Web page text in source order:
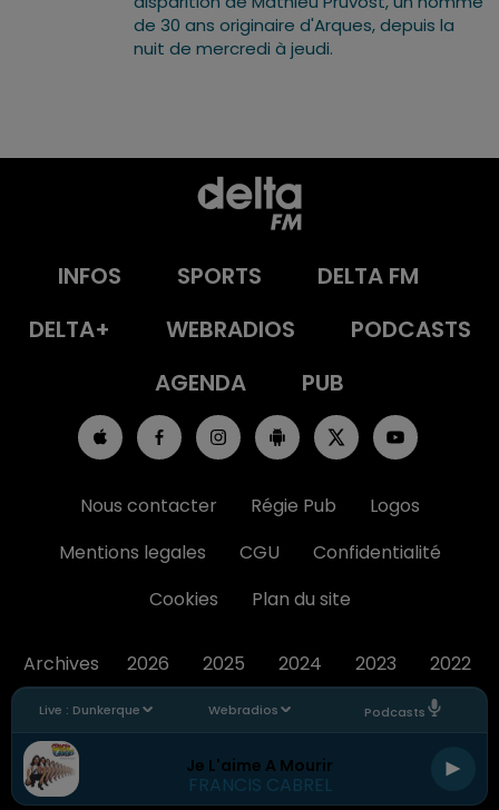
Live : Dunkerque Webradios Podcasts
Je L'aime A Mourir
FRANCIS CABREL
de 30 ans originaire d'Arques, depuis la
nuit de mercredi à jeudi.
INFOS SPORTS
DELTA FM
DELTA+
WEBRADIOS
PODCASTS
AGENDA
PUB
Nous contacter Régie Pub
Logos
Mentions legales
CGU
Confidentialité
Cookies
Plan du site
Archives 2026 2025 2024 2023 2022